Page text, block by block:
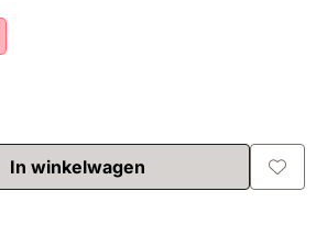
In winkelwagen